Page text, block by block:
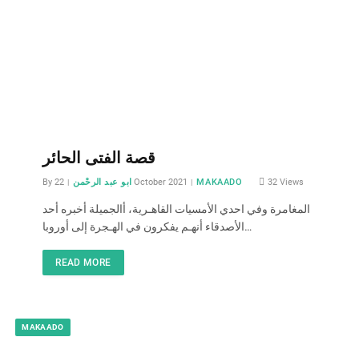
قصة الفتى الحائر
By ابو عبد الرحْمن 22 October 2021 MAKAADO 32Views
المغامرة وفي احدي الأمسيات القاهـرية، أالجميلة أخبره أحد
الأصدقاء أنهـم يفكرون في الهـجرة إلى أوروبا…
READ MORE
MAKAADO